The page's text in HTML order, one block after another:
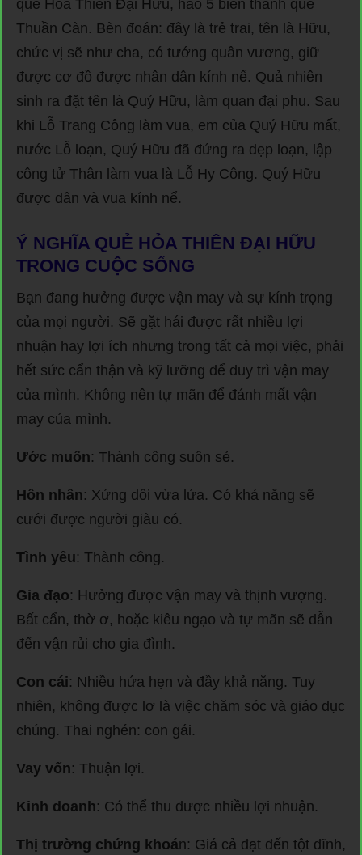
quẻ Hỏa Thiên Đại Hữu, hào 5 biến thành quẻ
Thuần Càn. Bèn đoán: đây là trẻ trai, tên là Hữu,
chức vị sẽ như cha, có tướng quân vương, giữ
được cơ đồ được nhân dân kính nể. Quả nhiên
sinh ra đặt tên là Quý Hữu, làm quan đại phu. Sau
khi Lỗ Trang Công làm vua, em của Quý Hữu mất,
nước Lỗ loạn, Quý Hữu đã đứng ra dẹp loạn, lập
công tử Thân làm vua là Lỗ Hy Công. Quý Hữu
được dân và vua kính nể.
Ý NGHĨA QUẺ HỎA THIÊN ĐẠI HỮU
TRONG CUỘC SỐNG
Bạn đang hưởng được vận may và sự kính trọng
của mọi người. Sẽ gặt hái được rất nhiều lợi
nhuận hay lợi ích nhưng trong tất cả mọi việc, phải
hết sức cẩn thận và kỹ lưỡng để duy trì vận may
của mình. Không nên tự mãn để đánh mất vận
may của mình.
Ước muốn: Thành công suôn sẻ.
Hôn nhân: Xứng dôi vừa lứa. Có khả năng sẽ
cưới được người giàu có.
Tình yêu: Thành công.
Gia đạo: Hưởng được vận may và thịnh vượng.
Bất cẩn, thờ ơ, hoặc kiêu ngạo và tự mãn sẽ dẫn
đến vận rủi cho gia đình.
Con cái: Nhiều hứa hẹn và đầy khả năng. Tuy
nhiên, không được lơ là việc chăm sóc và giáo dục
chúng. Thai nghén: con gái.
Vay vốn: Thuận lợi.
Kinh doanh: Có thể thu được nhiều lợi nhuận.
Thị trường chứng khoán: Giá cả đạt đến tột đĩnh,